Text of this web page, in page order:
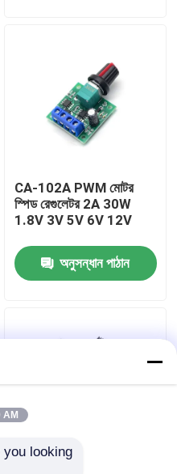
CA-102A PWM মোটর
স্পিড রেগুলেটর 2A 30W
1.8V 3V 5V 6V 12V
অনুসন্ধান পাঠান
AM
you looking